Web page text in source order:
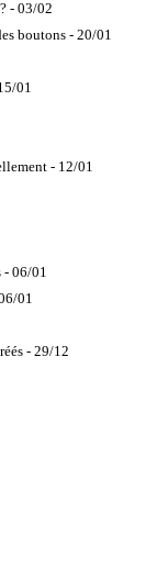
- 03/02
boutons - 20/01
01
- 12/01
- 06/01
01
- 29/12